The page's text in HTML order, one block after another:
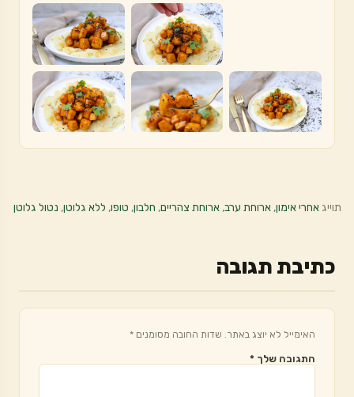
תוייגאחרי אימון,ארוחת ערב,ארוחת צהריים, חלבון, טופו, ללא גלוטן, נטול גלוטן
כתיבת תגובה
האימייל לא יוצג באתר. שדות החובה מסומנים *
התגובה שלך *